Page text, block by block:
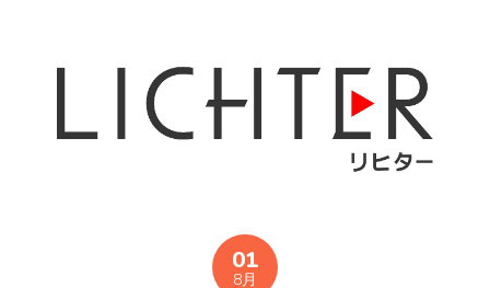
01
8月